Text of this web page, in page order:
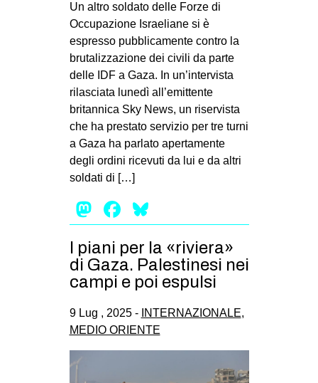
INTERNAZIONALE
AFRICA
AMERICHE
EUROPA
MEDIO ORIENTE
MONDO
Fb
tw
bsky
SEARCH
Un altro soldato delle Forze di
Occupazione Israeliane si è
espresso pubblicamente contro la
brutalizzazione dei civili da parte
delle IDF a Gaza. In un’intervista
rilasciata lunedì all’emittente
britannica Sky News, un riservista
che ha prestato servizio per tre turni
a Gaza ha parlato apertamente
degli ordini ricevuti da lui e da altri
soldati di […]
Mastodon
Facebook
I piani per la «riviera»
di Gaza. Palestinesi nei
campi e poi espulsi
9 Lug , 2025 - INTERNAZIONALE,
MEDIO ORIENTE